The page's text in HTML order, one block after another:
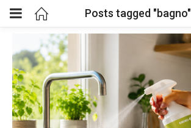
Posts tagged "bagno"